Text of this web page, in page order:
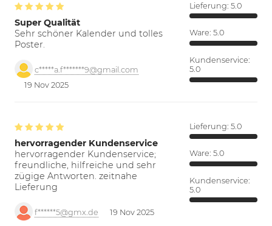
Super Qualität
Sehr schöner Kalender und tolles
Poster.
c*****a.f*******9@gmail.com
19 Nov 2025
Lieferung: 5.0
Ware: 5.0
Kundenservice:
5.0
hervorragender Kundenservice
hervorragender Kundenservice;
freundliche, hilfreiche und sehr
zügige Antworten. zeitnahe
Lieferung
f******5@gmx.de 19 Nov 2025
Lieferung: 5.0
Ware: 5.0
Kundenservice:
5.0